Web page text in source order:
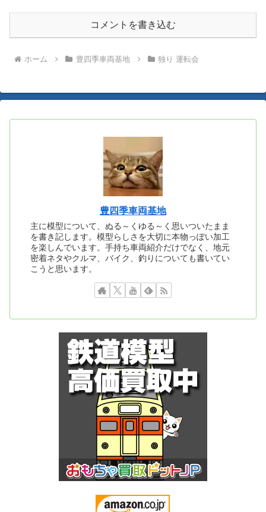
コメントを書き込む
ホーム 豊四季車両基地 独り 運転会
豊四季車両基地
主に模型について、ぬる～くゆる～く思いついたまま
を書き記します。模型らしさを大切に本物っぽい加工
を楽しんでいます。手持ち車両紹介だけでなく、地元
密着ネタやクルマ、バイク、釣りについても書いてい
こうと思います。